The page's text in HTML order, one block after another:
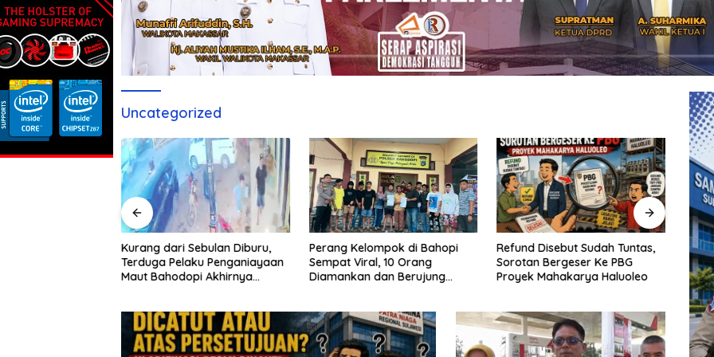
Uncategorized
Kurang dari Sebulan Diburu,
Terduga Pelaku Penganiayaan
Maut Bahodopi Akhirnya
Perang Kelompok di Bahopi
Sempat Viral, 10 Orang
Diamankan dan Berujung
Refund Disebut Sudah Tuntas,
Sorotan Bergeser Ke PBG
Proyek Mahakarya Haluoleo